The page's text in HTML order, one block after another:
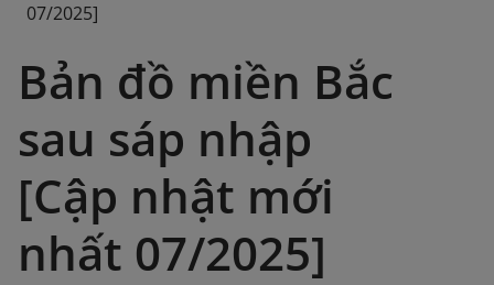
07/2025]
Bản đồ miền Bắc
sau sáp nhập
[Cập nhật mới
nhất 07/2025]